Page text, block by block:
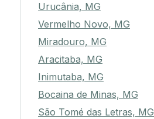
Urucânia, MG
Vermelho Novo, MG
Miradouro, MG
Aracitaba, MG
Inimutaba, MG
Bocaina de Minas, MG
São Tomé das Letras, MG